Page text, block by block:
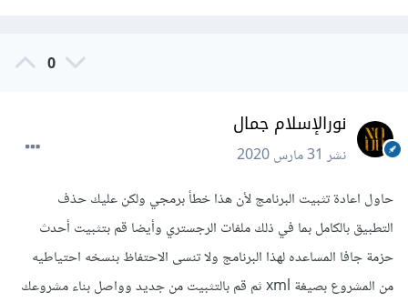
0
نورالإسلام جمال
نشر31 مارس 2020
حاول اعادة تثبيت البرنامج لأن هذا خطأ برمجي ولكن عليك حذف
التطبيق بالكامل بما في ذلك ملفات الرجستري وأيضا قم بتثبيت أحدث
حزمة جافا المساعده لهذا البرنامج ولا تنسى الاحتفاظ بنسخه احتياطيه
من المشروع بصيغة xml ثم قم بالتثبيت من جديد وواصل بناء مشروعك